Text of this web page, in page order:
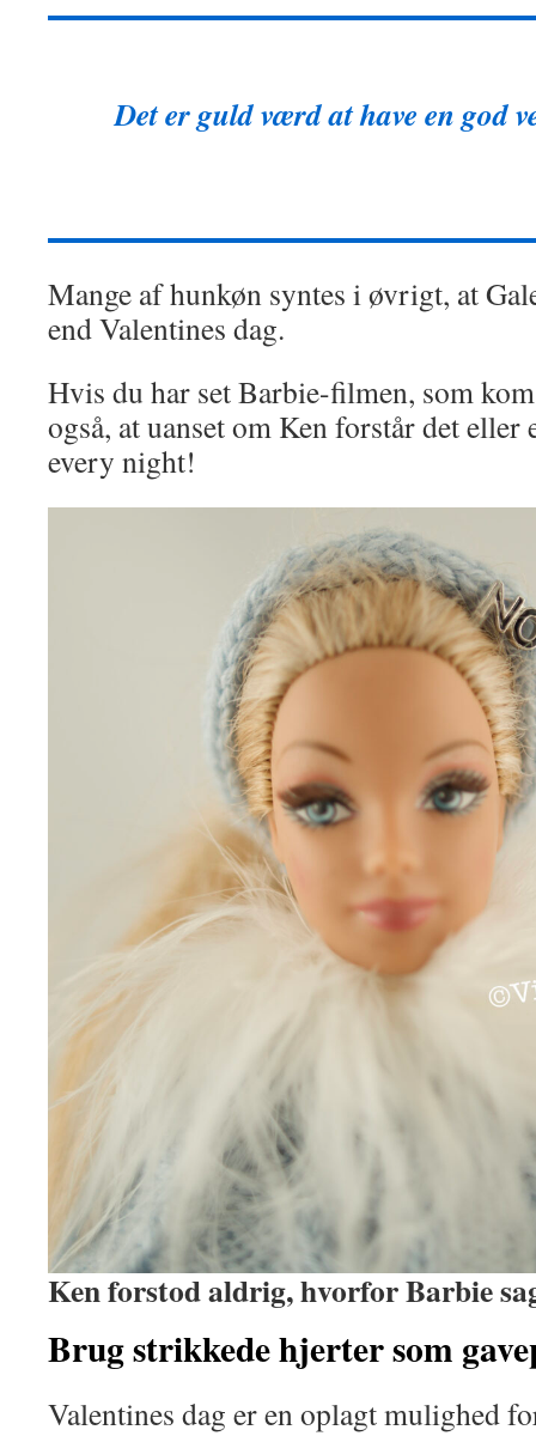
Det er guld værd at have en god
Mange af hunkøn syntes i øvrigt, at
end Valentines dag.
Hvis du har set Barbie-filmen, som
også, at uanset om Ken forstår det
every night!
Ken forstod aldrig, hvorfor Barbie
Brug strikkede hjerter som
Valentines dag er en oplagt mulighed